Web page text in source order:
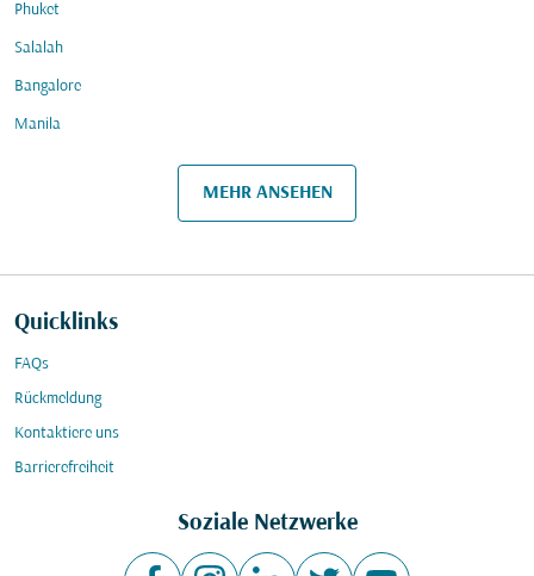
Phuket
Salalah
Bangalore
Manila
MEHR ANSEHEN
Quicklinks
FAQs
Rückmeldung
Kontaktiere uns
Barrierefreiheit
Soziale Netzwerke